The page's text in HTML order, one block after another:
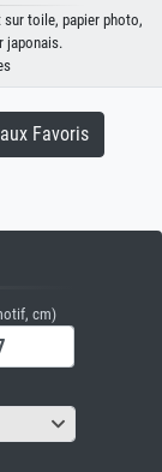
sur toile, papier photo,
japonais.
Favoris
cm)